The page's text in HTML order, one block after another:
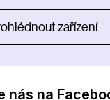
zařízení
nás na